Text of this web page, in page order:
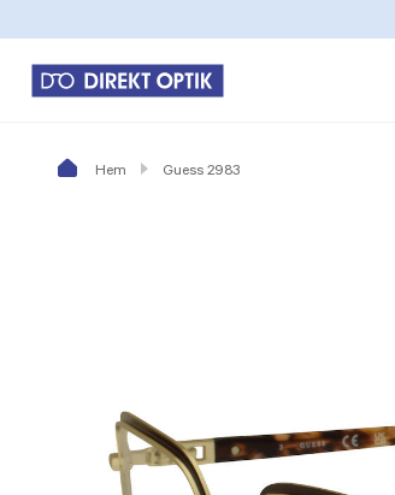
Hem Guess 2983